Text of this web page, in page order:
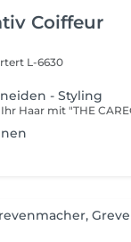
Coiffeur
L-6630
- Styling